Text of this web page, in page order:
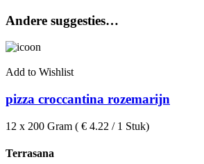
Andere suggesties…
Add to Wishlist
pizza croccantina rozemarijn
12 x 200 Gram ( € 4.22 / 1 Stuk)
Terrasana